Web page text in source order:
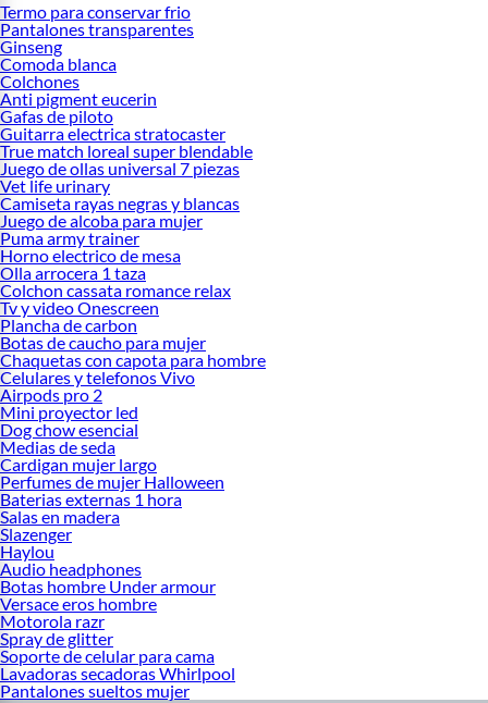
Termo para conservar frio
Pantalones transparentes
Ginseng
Comoda blanca
Colchones
Anti pigment eucerin
Gafas de piloto
Guitarra electrica stratocaster
True match loreal super blendable
Juego de ollas universal 7 piezas
Vet life urinary
Camiseta rayas negras y blancas
Juego de alcoba para mujer
Puma army trainer
Horno electrico de mesa
Olla arrocera 1 taza
Colchon cassata romance relax
Tv y video Onescreen
Plancha de carbon
Botas de caucho para mujer
Chaquetas con capota para hombre
Celulares y telefonos Vivo
Airpods pro 2
Mini proyector led
Dog chow esencial
Medias de seda
Cardigan mujer largo
Perfumes de mujer Halloween
Baterias externas 1 hora
Salas en madera
Slazenger
Haylou
Audio headphones
Botas hombre Under armour
Versace eros hombre
Motorola razr
Spray de glitter
Soporte de celular para cama
Lavadoras secadoras Whirlpool
Pantalones sueltos mujer